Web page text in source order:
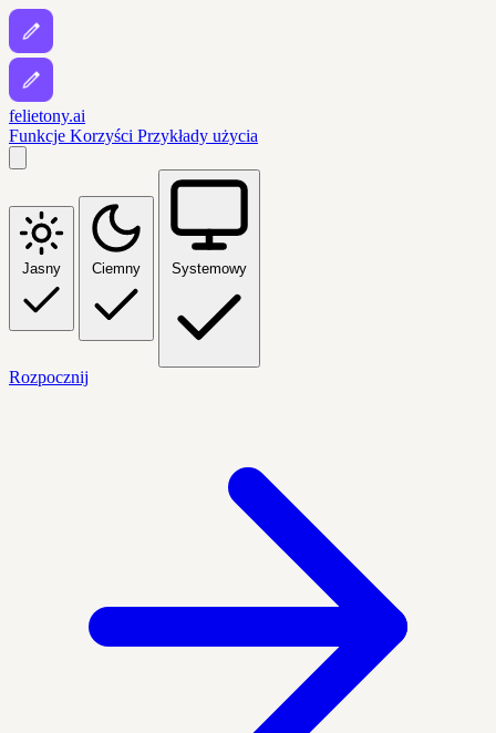
felietony.ai
Funkcje Korzyści Przykłady użycia
Jasny Ciemny Systemowy
Rozpocznij